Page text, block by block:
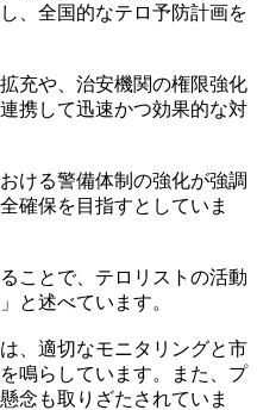
、全国的なテロ予防計画を
充や、治安機関の権限強化
携して迅速かつ効果的な対
ける警備体制の強化が強調
確保を目指すとしていま
ことで、テロリストの活動
と述べています。
、適切なモニタリングと市
鳴らしています。また、プ
念も取りざたされていま